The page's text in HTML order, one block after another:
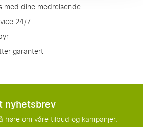
med dine medreisende
24/7
garantert
nyhetsbrev
om våre tilbud og kampanjer.